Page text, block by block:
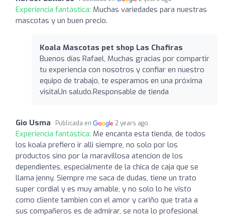
Experiencia fantástica: Muchas variedades para nuestras
mascotas y un buen precio.
Koala Mascotas pet shop Las Chafiras
Buenos días Rafael, Muchas gracias por compartir
tu experiencia con nosotros y confiar en nuestro
equipo de trabajo, te esperamos en una próxima
visitaUn saludo.Responsable de tienda
Gio Usma Publicada en 2 years ago
Experiencia fantástica: Me encanta esta tienda, de todos
los koala prefiero ir alli siempre, no solo por los
productos sino por la maravillosa atencion de los
dependientes, especialmente de la chica de caja que se
llama jenny. Siempre me saca de dudas, tiene un trato
super cordial y es muy amable, y no solo lo he visto
como cliente tambien con el amor y cariño que trata a
sus compañeros es de admirar, se nota lo profesional